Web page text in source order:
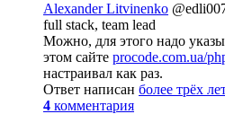
Alexander Litvinenko
full stack, team lead
Можно, для этого надо
этом сайте procode.com.ua/
настраивал как раз.
Ответ написан более трёх
4 комментария